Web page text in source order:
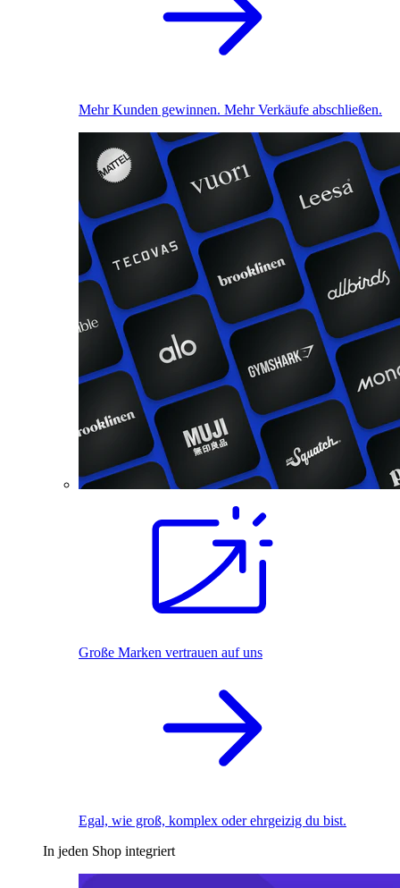
Mehr Kunden gewinnen. Mehr Verkäufe abschließen.
Große Marken vertrauen auf uns
Egal, wie groß, komplex oder ehrgeizig du bist.
In jeden Shop integriert